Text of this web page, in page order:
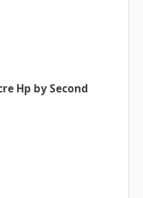
Hp by Second